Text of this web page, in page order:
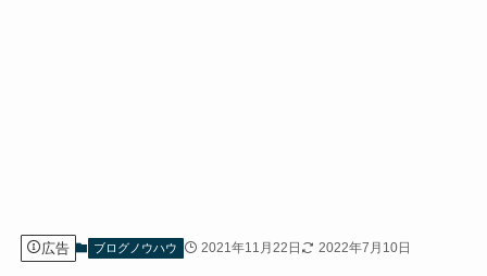
広告 ブログノウハウ 2021年11月22日 2022年7月10日